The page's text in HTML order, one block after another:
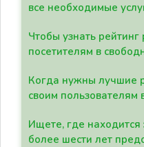
все необходимые
Чтобы узнать
посетителям в
Когда нужны лучшие
своим
Ищете, где находится
более шести лет